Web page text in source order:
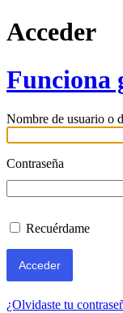
Acceder
Funciona
Nombre de usuario o
Contraseña
Recuérdame
¿Olvidaste tu